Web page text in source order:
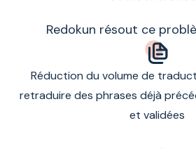
Redokun résout ce
Réduction du volume de
retraduire des phrases déjà
et validées